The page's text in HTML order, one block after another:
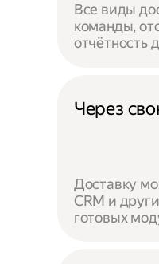
Все виды
команды,
отчётность
Через
Доставку
CRM и
готовых